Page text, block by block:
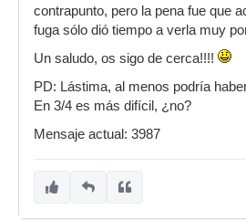
contrapunto, pero la pena fue que
fuga sólo dió tiempo a verla muy
Un saludo, os sigo de cerca!!!!
PD: Lástima, al menos podría
En 3/4 es más difícil, ¿no?
Mensaje actual: 3987